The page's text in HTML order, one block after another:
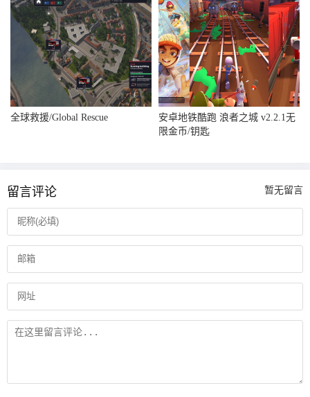
全球救援/Global Rescue
安卓地铁酷跑 浪者之城 v2.2.1无
限金币/钥匙
留言评论 暂无留言